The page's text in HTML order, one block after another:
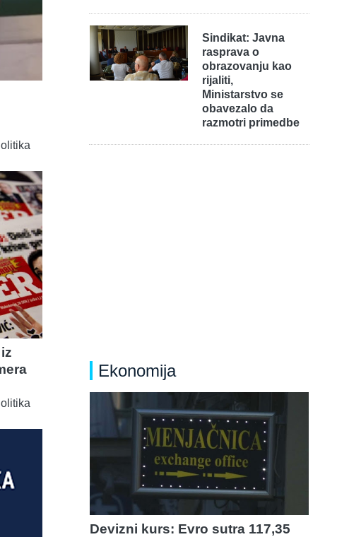
Sindikat: Javna
rasprava o
obrazovanju kao
rijaliti,
Ministarstvo se
obavezalo da
razmotri primedbe
Ekonomija
Devizni kurs: Evro sutra 117,35